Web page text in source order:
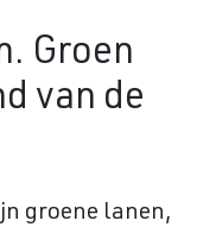
Groen
van de
groene lanen,